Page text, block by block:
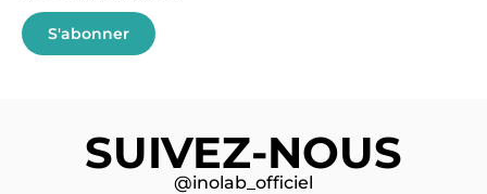
S'abonner
SUIVEZ-NOUS
@inolab_officiel